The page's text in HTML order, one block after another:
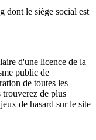
dont le siège social est
d'une licence de la
public de
de toutes les
de plus
de hasard sur le site